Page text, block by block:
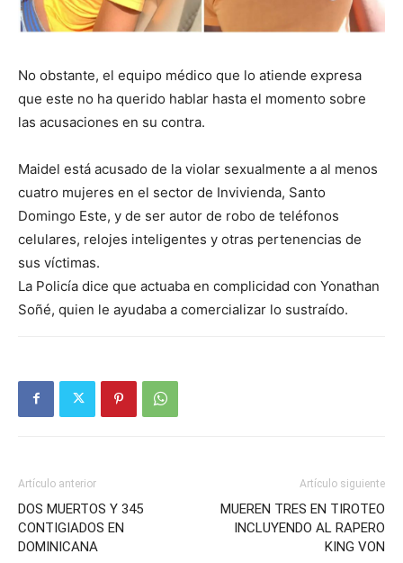
No obstante, el equipo médico que lo atiende expresa
que este no ha querido hablar hasta el momento sobre
las acusaciones en su contra.
Maidel está acusado de la violar sexualmente a al menos
cuatro mujeres en el sector de Invivienda, Santo
Domingo Este, y de ser autor de robo de teléfonos
celulares, relojes inteligentes y otras pertenencias de
sus víctimas.
La Policía dice que actuaba en complicidad con Yonathan
Soñé, quien le ayudaba a comercializar lo sustraído.
Artículo anterior
DOS MUERTOS Y 345
CONTIGIADOS EN
DOMINICANA
Artículo siguiente
MUEREN TRES EN TIROTEO
INCLUYENDO AL RAPERO
KING VON